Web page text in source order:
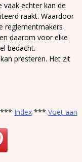
echter kan de
raakt. Waardoor
reglementmakers
daarom voor elke
bedacht.
presteren. Het zit
*** Index *** Voet aan